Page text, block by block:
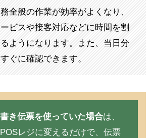
全般の作業が効率がよくなり、
ビスや接客対応などに時間を割
ようになります。また、当日分
ぐに確認できます。
き伝票を使っていた場合は、
レジに変えるだけで、伝票